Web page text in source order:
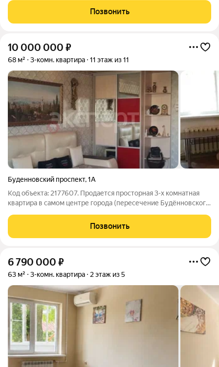
квартире: Крепкий кирпичный дом 1980 года постройки
отличная тепло- и
Позвонить
10 000 000 ₽
68 м² 3-комн. квартира 11 этаж из 11
Буденновский проспект,1А
Код объекта: 2177607. Продается просторная 3-х комнатная
квартира в самом центре города (пересечение Будённовского
квартира с непрерывной планировкой (комнаты 2+1). - Этаж:
Юго-восточная сторона с
Позвонить
6 790 000 ₽
63 м² 3-комн. квартира 2 этаж из 5